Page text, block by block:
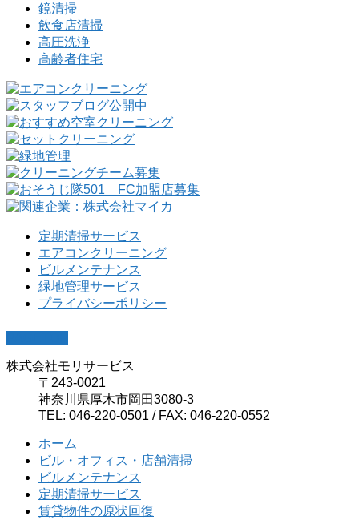
鏡清掃
飲食店清掃
高圧洗浄
高齢者住宅
定期清掃サービス
エアコンクリーニング
ビルメンテナンス
緑地管理サービス
プライバシーポリシー
株式会社モリサービス
〒243-0021
神奈川県厚木市岡田3080-3
TEL: 046-220-0501 / FAX: 046-220-0552
ホーム
ビル・オフィス・店舗清掃
ビルメンテナンス
定期清掃サービス
賃貸物件の原状回復